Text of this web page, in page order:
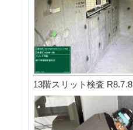
13階スリット検査 R8.7.8